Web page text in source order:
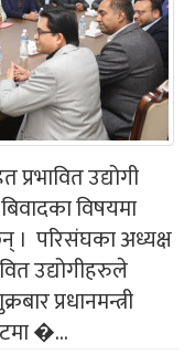
उद्योगी
विषयमा
। परिसंघका अध्यक्ष
उद्योगीहरुले
प्रधानमन्त्री
�...